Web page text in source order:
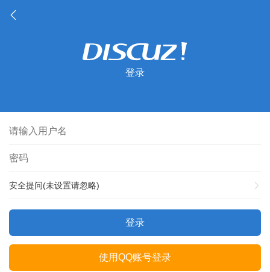
登录
安全提问(未设置请忽略)
登录
使用QQ账号登录